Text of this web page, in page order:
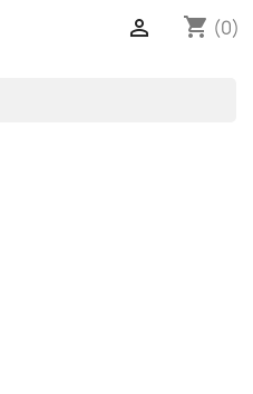
shopping_cart (0)
